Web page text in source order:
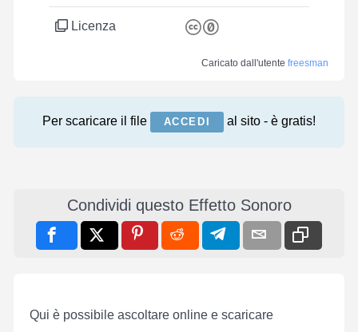
Licenza
Caricato dall'utente freesman
Per scaricare il file ACCEDI al sito - è gratis!
Condividi questo Effetto Sonoro
Qui è possibile ascoltare online e scaricare